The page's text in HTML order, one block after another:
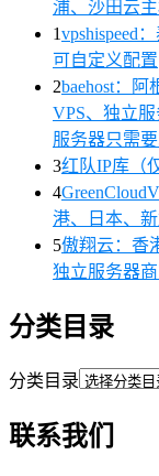
浦、沙田云
1vpshispeed
可自定义配置
2baehost：
VPS、独立
服务器只需
3红队IP库（
4
港、日本、
5傲翔云：香
独立服务器
分类目录
分类目录
联系我们